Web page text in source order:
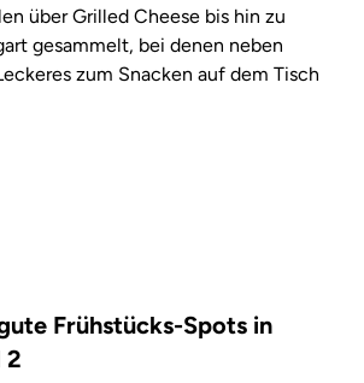
über Grilled Cheese bis hin zu
gesammelt, bei denen neben
zum Snacken auf dem Tisch
Frühstücks-Spots in
2